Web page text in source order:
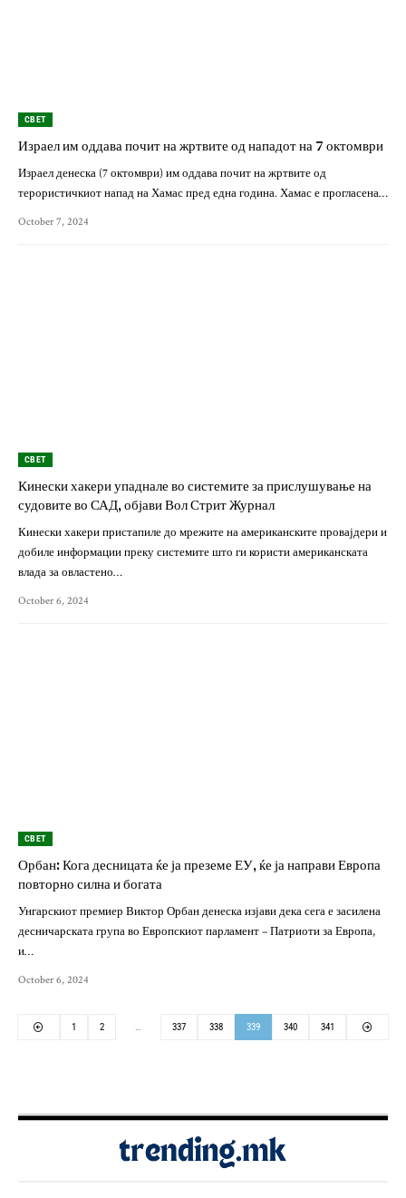
СВЕТ
Израел им оддава почит на жртвите од нападот на 7 октомври
Израел денеска (7 октомври) им оддава почит на жртвите од
терористичкиот напад на Хамас пред една година. Хамас е прогласена…
October 7, 2024
СВЕТ
Кинески хакери упаднале во системите за прислушување на
судовите во САД, објави Вол Стрит Журнал
Кинески хакери пристапиле до мрежите на американските провајдери и
добиле информации преку системите што ги користи американската
влада за овластено…
October 6, 2024
СВЕТ
Орбан: Кога десницата ќе ја преземе ЕУ, ќе ја направи Европа
повторно силна и богата
Унгарскиот премиер Виктор Орбан денеска изјави дека сега е засилена
десничарската група во Европскиот парламент – Патриоти за Европа,
и…
October 6, 2024
1 2 … 337 338 339 340 341